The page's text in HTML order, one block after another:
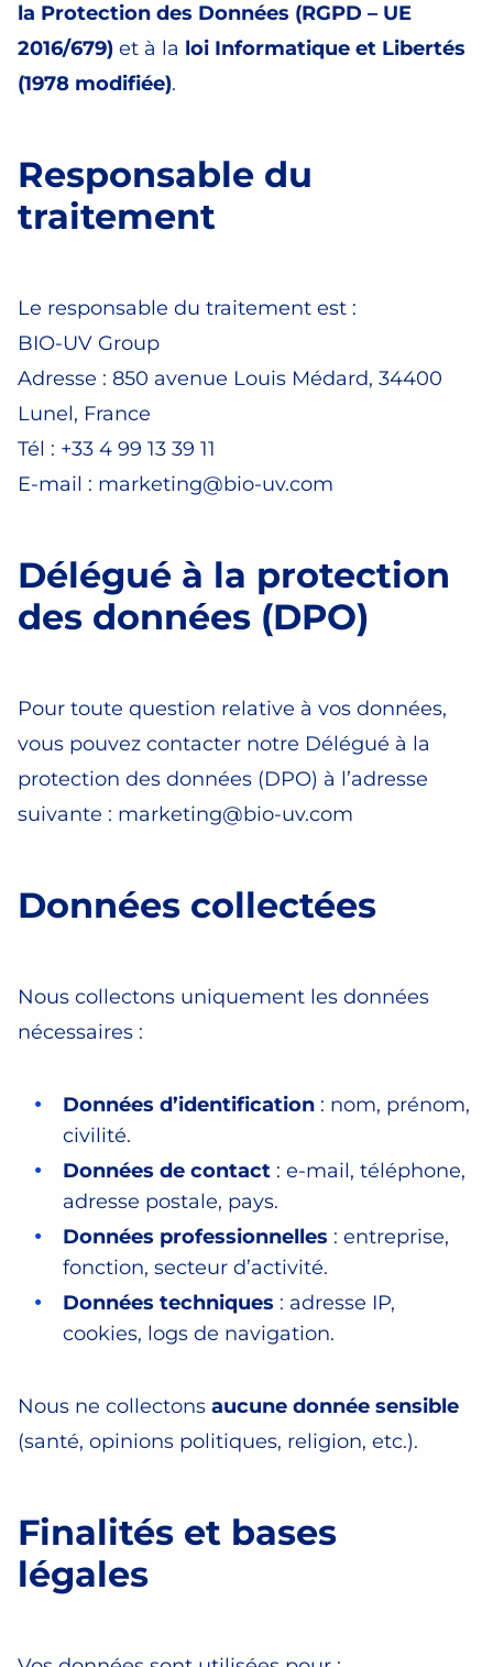
la Protection des Données (RGPD – UE
2016/679) et à la loi Informatique et Libertés
(1978 modifiée).
Responsable du
traitement
Le responsable du traitement est :
BIO-UV Group
Adresse : 850 avenue Louis Médard, 34400
Lunel, France
Tél : +33 4 99 13 39 11
E-mail : marketing@bio-uv.com
Délégué à la protection
des données (DPO)
Pour toute question relative à vos données,
vous pouvez contacter notre Délégué à la
protection des données (DPO) à l’adresse
suivante : marketing@bio-uv.com
Données collectées
Nous collectons uniquement les données
nécessaires :
Données d’identification : nom, prénom,
civilité.
Données de contact : e-mail, téléphone,
adresse postale, pays.
Données professionnelles : entreprise,
fonction, secteur d’activité.
Données techniques : adresse IP,
cookies, logs de navigation.
Nous ne collectons aucune donnée sensible
(santé, opinions politiques, religion, etc.).
Finalités et bases
légales